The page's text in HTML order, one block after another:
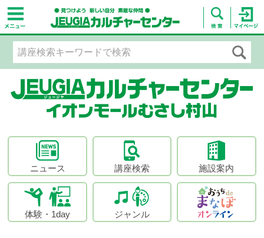
ニュース 講座検索 施設案内
体験・1day ジャンル